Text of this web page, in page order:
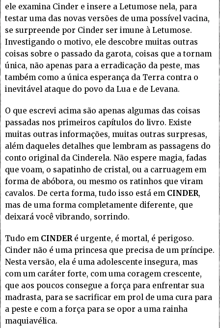
ele examina Cinder e insere a Letumose nela, para
testar uma das novas versões de uma possível vacina,
se surpreende por Cinder ser imune à Letumose.
Investigando o motivo, ele descobre muitas outras
coisas sobre o passado da garota, coisas que a tornam
única, não apenas para a erradicação da peste, mas
também como a única esperança da Terra contra o
inevitável ataque do povo da Lua e de Levana.
O que escrevi acima são apenas algumas das coisas
passadas nos primeiros capítulos do livro. Existe
muitas outras informações, muitas outras surpresas,
além daqueles detalhes que lembram as passagens do
conto original da Cinderela. Não espere magia, fadas
que voam, o sapatinho de cristal, ou a carruagem em
forma de abóbora, ou mesmo os ratinhos que viram
cavalos. De certa forma, tudo isso está em CINDER,
mas de uma forma completamente diferente, que
deixará você vibrando, sorrindo.
Tudo em CINDERé urgente, é mortal, é perigoso.
Cinder não é uma princesa que precisa de um príncipe.
Nesta versão, ela é uma adolescente insegura, mas
com um caráter forte, com uma coragem crescente,
que aos poucos consegue a força para enfrentar sua
madrasta, para se sacrificar em prol de uma cura para
a peste e com a força para se opor a uma rainha
maquiavélica.